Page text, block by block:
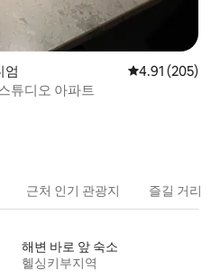
엄 평점 4.91점(5
4.91 (205)
튜디오 아파트
근처 인기 관광지 즐길 거리
해변 바로 앞 숙소
헬싱키부지역